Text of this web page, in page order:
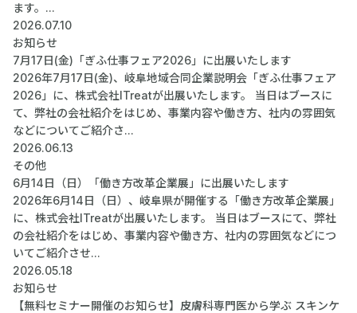
ます。...
2026.07.10
お知らせ
7月17日(金)「ぎふ仕事フェア2026」に出展いたします
2026年7月17日(金)、岐阜地域合同企業説明会「ぎふ仕事フェア
2026」に、株式会社ITreatが出展いたします。 当日はブースに
て、弊社の会社紹介をはじめ、事業内容や働き方、社内の雰囲気
などについてご紹介さ...
2026.06.13
その他
6月14日（日）「働き方改革企業展」に出展いたします
2026年6月14日（日）、岐阜県が開催する「働き方改革企業展」
に、株式会社ITreatが出展いたします。 当日はブースにて、弊社
の会社紹介をはじめ、事業内容や働き方、社内の雰囲気などにつ
いてご紹介させ...
2026.05.18
お知らせ
【無料セミナー開催のお知らせ】皮膚科専門医から学ぶ スキンケ